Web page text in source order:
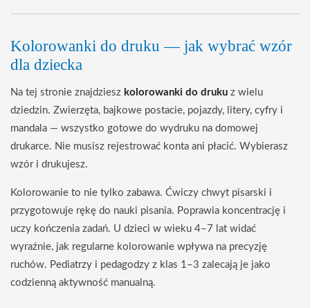
Kolorowanki do druku — jak wybrać wzór
dla dziecka
Na tej stronie znajdziesz kolorowanki do druku z wielu
dziedzin. Zwierzęta, bajkowe postacie, pojazdy, litery, cyfry i
mandala — wszystko gotowe do wydruku na domowej
drukarce. Nie musisz rejestrować konta ani płacić. Wybierasz
wzór i drukujesz.
Kolorowanie to nie tylko zabawa. Ćwiczy chwyt pisarski i
przygotowuje rękę do nauki pisania. Poprawia koncentrację i
uczy kończenia zadań. U dzieci w wieku 4–7 lat widać
wyraźnie, jak regularne kolorowanie wpływa na precyzję
ruchów. Pediatrzy i pedagodzy z klas 1–3 zalecają je jako
codzienną aktywność manualną.